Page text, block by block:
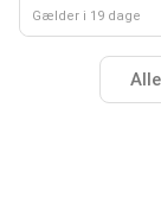
Gælder i 19 dage